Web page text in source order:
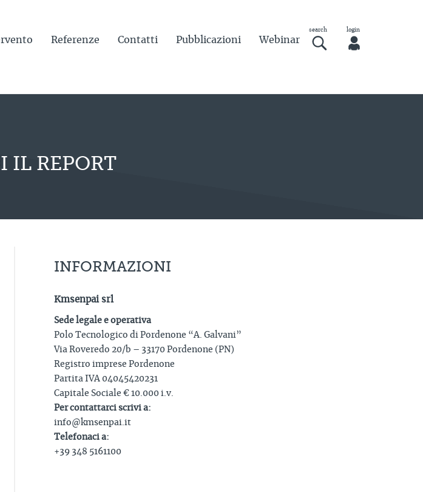
Referenze Contatti Pubblicazioni Webinar
IL REPORT
INFORMAZIONI
Kmsenpai srl
Sede legale e operativa
Polo Tecnologico di Pordenone “A. Galvani”
Via Roveredo 20/b – 33170 Pordenone (PN)
Registro imprese Pordenone
Partita IVA 04045420231
Capitale Sociale € 10.000 i.v.
Per contattarci scrivi a:
info@kmsenpai.it
Telefonaci a:
+39 348 5161100